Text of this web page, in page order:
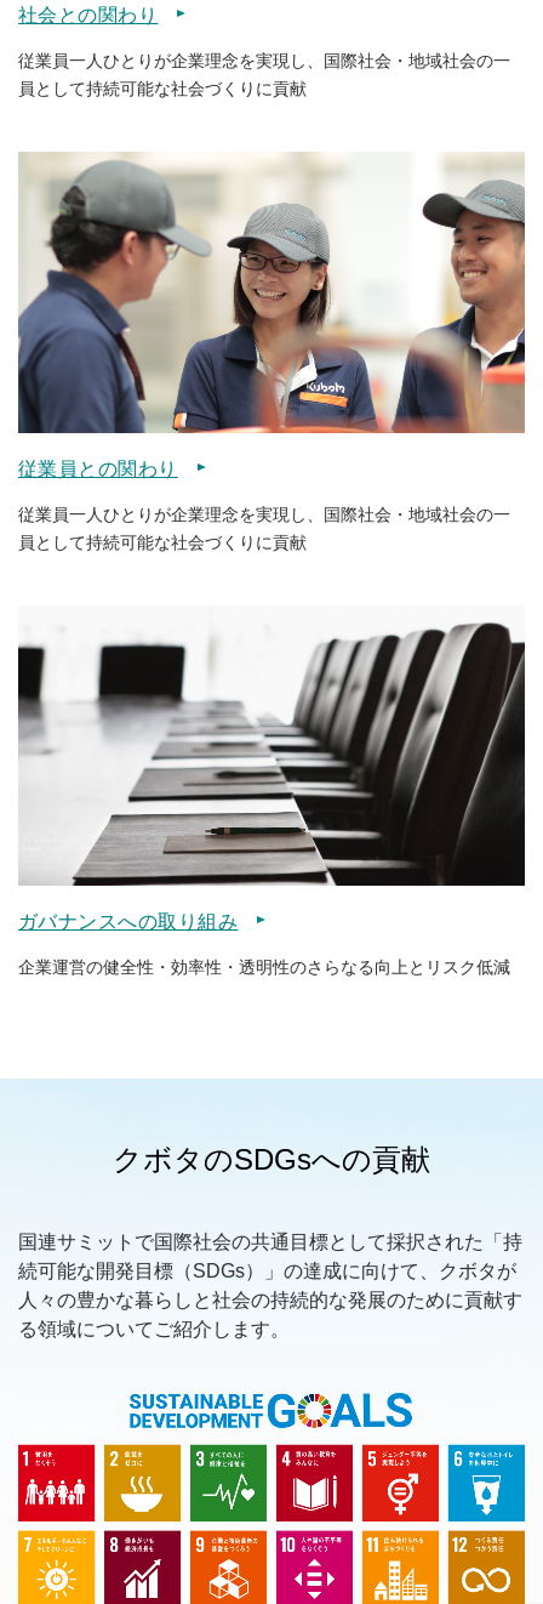
社会との関わり
従業員一人ひとりが企業理念を実現し、国際社会・地域社会の一
員として持続可能な社会づくりに貢献
従業員との関わり
従業員一人ひとりが企業理念を実現し、国際社会・地域社会の一
員として持続可能な社会づくりに貢献
ガバナンスへの取り組み
企業運営の健全性・効率性・透明性のさらなる向上とリスク低減
クボタのSDGsへの貢献
国連サミットで国際社会の共通目標として採択された「持
続可能な開発目標（SDGs）」の達成に向けて、クボタが
人々の豊かな暮らしと社会の持続的な発展のために貢献す
る領域についてご紹介します。